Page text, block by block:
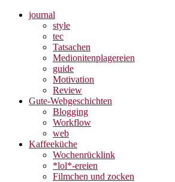
journal
style
tec
Tatsachen
Medionitenplagereien
guide
Motivation
Review
Gute-Webgeschichten
Blogging
Workflow
web
Kaffeeküche
Wochenrücklink
*lol*-ereien
Filmchen und zocken